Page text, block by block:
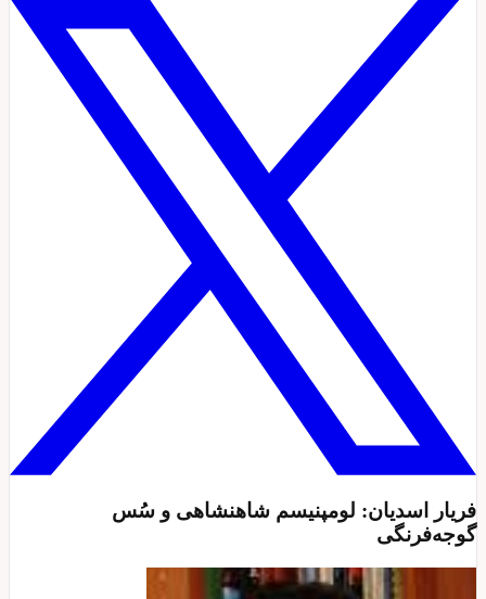
فریار اسدیان: لومپنیسم شاهنشاهی و سُس
گوجه‌فرنگی